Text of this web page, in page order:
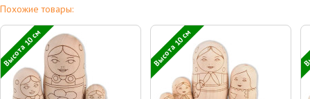
Похожие товары:
Высота 10 см Высота 10 см